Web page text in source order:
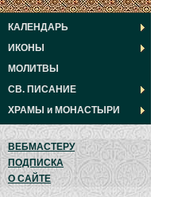
КАЛЕНДАРЬ
ИКОНЫ
МОЛИТВЫ
СВ. ПИСАНИЕ
ХРАМЫ и МОНАСТЫРИ
ВЕБМАСТЕРУ
ПОДПИСКА
О САЙТЕ